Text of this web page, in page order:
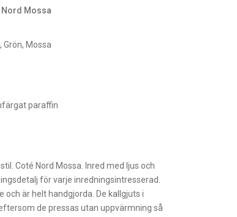
Mossa
Grön, Mossa
paraffin
Coté Nord Mossa. Inred med ljus och
för varje inredningsintresserad.
och är helt handgjorda. De kallgjuts i
de pressas utan uppvärmning så